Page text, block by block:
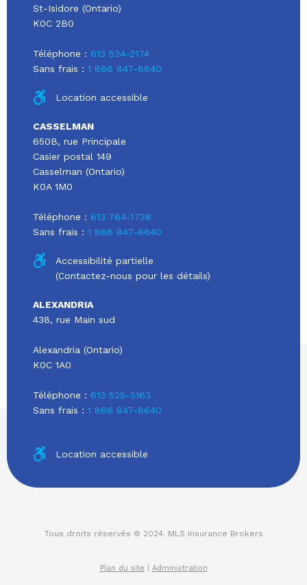
St-Isidore (Ontario)
K0C 2B0
Téléphone : 613 524-2174
Sans frais : 1 866 847-8640
Location accessible
CASSELMAN
650B, rue Principale
Casier postal 149
Casselman (Ontario)
K0A 1M0
Téléphone : 613 764-1738
Sans frais : 1 866 847-8640
Accessibilité partielle
(Contactez-nous pour les détails)
ALEXANDRIA
438, rue Main sud
Alexandria (Ontario)
K0C 1A0
Téléphone : 613 525-5163
Sans frais : 1 866 847-8640
Location accessible
Tous droits réservés © 2024. MLS Insurance Brokers
Plan du site Administration